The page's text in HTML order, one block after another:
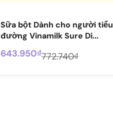
Sữa bột Dành cho người tiểu
đường Vinamilk Sure Di...
643.950₫772.740₫